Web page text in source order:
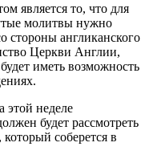
является то, что для
молитвы нужно
стороны англиканского
Церкви Англии,
иметь возможность
этой неделе
будет рассмотреть
соберется в